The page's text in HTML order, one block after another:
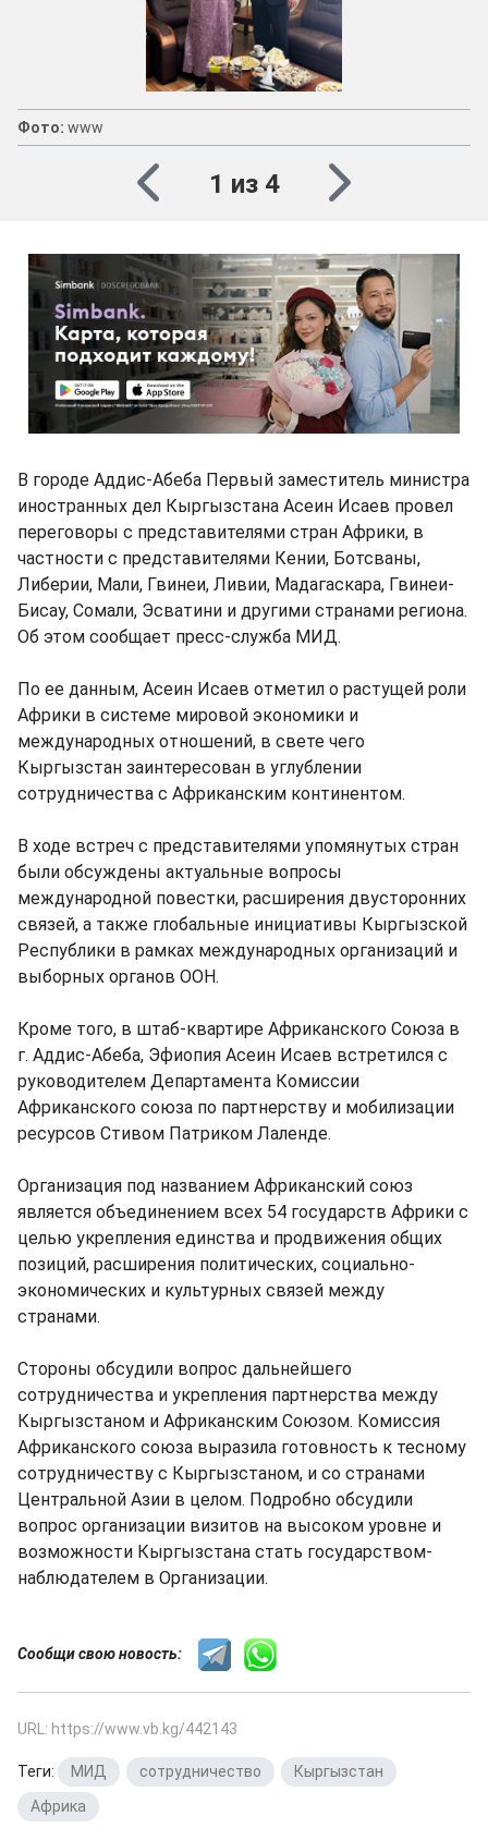
Фото: www
1 из 4
В городе Аддис-Абеба Первый заместитель министра
иностранных дел Кыргызстана Асеин Исаев провел
переговоры с представителями стран Африки, в
частности с представителями Кении, Ботсваны,
Либерии, Мали, Гвинеи, Ливии, Мадагаскара, Гвинеи-
Бисау, Сомали, Эсватини и другими странами региона.
Об этом сообщает пресс-служба МИД.
По ее данным, Асеин Исаев отметил о растущей роли
Африки в системе мировой экономики и
международных отношений, в свете чего
Кыргызстан заинтересован в углублении
сотрудничества с Африканским континентом.
В ходе встреч с представителями упомянутых стран
были обсуждены актуальные вопросы
международной повестки, расширения двусторонних
связей, а также глобальные инициативы Кыргызской
Республики в рамках международных организаций и
выборных органов ООН.
Кроме того, в штаб-квартире Африканского Союза в
г. Аддис-Абеба, Эфиопия Асеин Исаев встретился с
руководителем Департамента Комиссии
Африканского союза по партнерству и мобилизации
ресурсов Стивом Патриком Лаленде.
Организация под названием Африканский союз
является объединением всех 54 государств Африки с
целью укрепления единства и продвижения общих
позиций, расширения политических, социально-
экономических и культурных связей между
странами.
Стороны обсудили вопрос дальнейшего
сотрудничества и укрепления партнерства между
Кыргызстаном и Африканским Союзом. Комиссия
Африканского союза выразила готовность к тесному
сотрудничеству с Кыргызстаном, и со странами
Центральной Азии в целом. Подробно обсудили
вопрос организации визитов на высоком уровне и
возможности Кыргызстана стать государством-
наблюдателем в Организации.
Сообщи свою новость:
URL: https://www.vb.kg/442143
Теги: МИД сотрудничество Кыргызстан
Африка